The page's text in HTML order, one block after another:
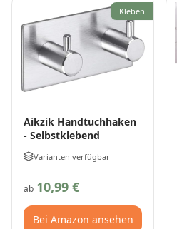
Kleben
Aikzik Handtuchhaken
- Selbstklebend
Varianten verfügbar
ab 10,99 €
Bei Amazon ansehen